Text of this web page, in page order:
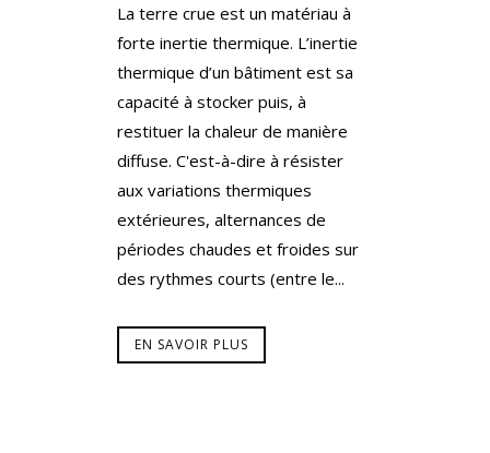
La terre crue est un matériau à
forte inertie thermique. L’inertie
thermique d’un bâtiment est sa
capacité à stocker puis, à
restituer la chaleur de manière
diffuse. C'est-à-dire à résister
aux variations thermiques
extérieures, alternances de
périodes chaudes et froides sur
des rythmes courts (entre le...
EN SAVOIR PLUS